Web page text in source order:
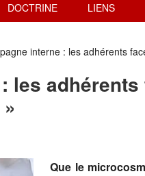
DOCTRINE LIENS
interne : les adhérents
les adhérents
Que le